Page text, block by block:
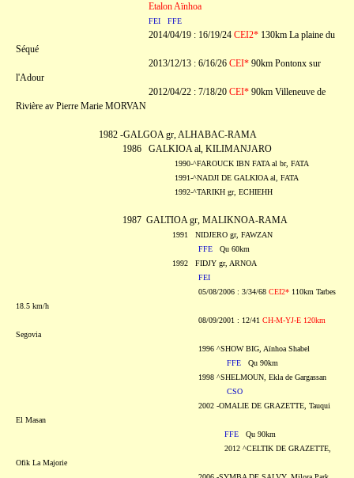
Etalon Aïnhoa
FEI FFE
2014/04/19 : 16/19/24 CEI2* 130km La plaine du
Séqué
2013/12/13 : 6/16/26 CEI* 90km Pontonx sur
l'Adour
2012/04/22 : 7/18/20 CEI* 90km Villeneuve de
Rivière av Pierre Marie MORVAN
1982 -GALGOA gr, ALHABAC-RAMA
1986 GALKIOA al, KILIMANJARO
1990-^FAROUCK IBN FATA al br, FATA
1991-^NADJI DE GALKIOA al, FATA
1992-^TARIKH gr, ECHIEHH
1987 GALTIOA gr, MALIKNOA-RAMA
1991 NIDJERO gr, FAWZAN
FFE Qu 60km
1992 FIDJY gr, ARNOA
FEI
05/08/2006 : 3/34/68 CEI2* 110km Tarbes
18.5 km/h
08/09/2001 : 12/41 CH-M-YJ-E 120km
Segovia
1996 ^SHOW BIG, Aïnhoa Shabel
FFE
Qu 90km
1998 ^SHELMOUN, Ekla de Gargassan
CSO
2002 -OMALIE DE GRAZETTE, Tauqui
El Masan
FFE Qu 90km
2012 ^CELTIK DE GRAZETTE,
Ofik La Majorie